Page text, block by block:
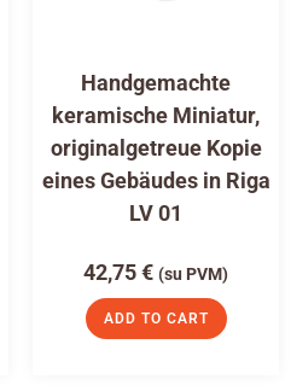
Handgemachte
keramische Miniatur,
originalgetreue Kopie
eines Gebäudes in Riga
LV 01
42,75€ (su PVM)
ADD TO CART